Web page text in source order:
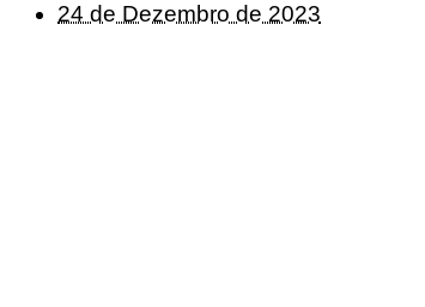
24 de Dezembro de 2023